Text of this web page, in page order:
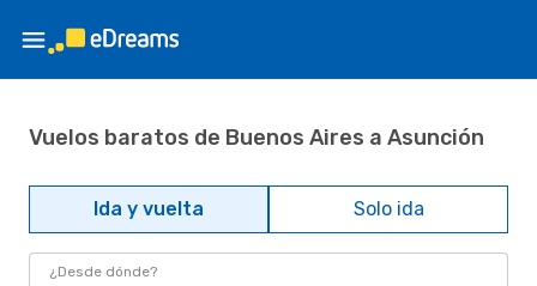
Vuelos baratos de Buenos Aires a Asunción
Ida y vuelta Solo ida
¿Desde dónde?